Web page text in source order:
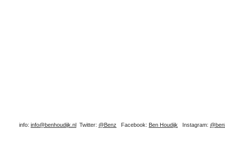
info: info@benhoudijk.nl Twitter: @Benz Facebook: Ben Houdijk Instagram: